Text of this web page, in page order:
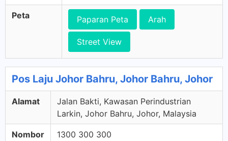
Peta Paparan Peta Arah
Street View
Pos Laju Johor Bahru, Johor Bahru, Johor
Alamat
Jalan Bakti, Kawasan Perindustrian
Larkin, Johor Bahru, Johor, Malaysia
Nombor
1300 300 300